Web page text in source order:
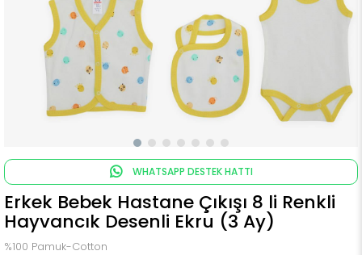
WHATSAPP DESTEK HATTI
Erkek Bebek Hastane Çıkışı 8 li Renkli
Hayvancık Desenli Ekru (3 Ay)
%100 Pamuk-Cotton